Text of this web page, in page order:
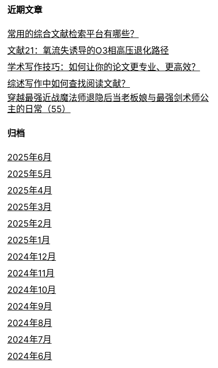
近期文章
常用的综合文献检索平台有哪些？
文献21：氧流失诱导的O3相高压退化路径
学术写作技巧：如何让你的论文更专业、更高效？
综述写作中如何查找阅读文献？
穿越最强近战魔法师退隐后当老板娘与最强剑术师公
主的日常（55）
归档
2025年6月
2025年5月
2025年4月
2025年3月
2025年2月
2025年1月
2024年12月
2024年11月
2024年10月
2024年9月
2024年8月
2024年7月
2024年6月